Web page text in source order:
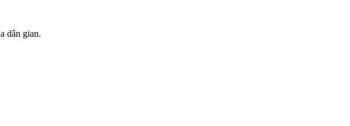
dân gian.